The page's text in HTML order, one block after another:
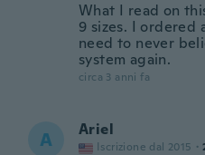
What I read on
9 sizes. I ordered
need to never
system again.
circa 3 anni fa
A Ariel
Iscrizione dal 2015 ·